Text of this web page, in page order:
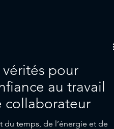
pour
au travail
collaborateur
du temps, de l’énergie et de